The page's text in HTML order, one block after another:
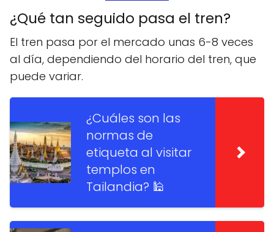
¿Qué tan seguido pasa el tren?
El tren pasa por el mercado unas 6-8 veces
al día, dependiendo del horario del tren, que
puede variar.
¿Cuáles son las
normas de
etiqueta al visitar
templos en
Tailandia? 🕌